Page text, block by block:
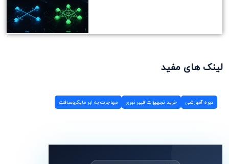
لینک های مفید
دوره آموزشی خرید تجهیزات فیبر نوری مهاجرت به ابر مایکروسافت